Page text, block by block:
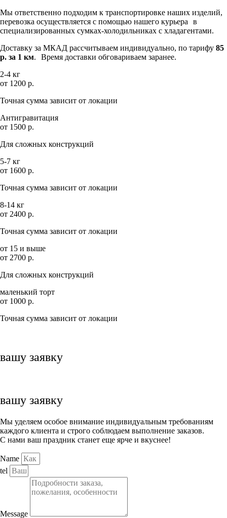
Мы ответственно подходим к транспортировке наших изделий,
перевозка осуществляется с помощью нашего курьера в
специализированных сумках-холодильниках с хладагентами.
Доставку за МКАД рассчитываем индивидуально, по тарифу 85
р. за 1 км. Время доставки обговариваем заранее.
2-4 кг
от 1200 р.
Точная сумма зависит от локации
Антигравитация
от 1500 р.
Для сложных конструкций
5-7 кг
от 1600 р.
Точная сумма зависит от локации
8-14 кг
от 2400 р.
Точная сумма зависит от локации
от 15 и выше
от 2700 р.
Для сложных конструкций
маленький торт
от 1000 р.
Точная сумма зависит от локации
вашу заявку
вашу заявку
Мы уделяем особое внимание индивидуальным требованиям
каждого клиента и строго соблюдаем выполнение заказов.
С нами ваш праздник станет еще ярче и вкуснее!
Name
tel
Message